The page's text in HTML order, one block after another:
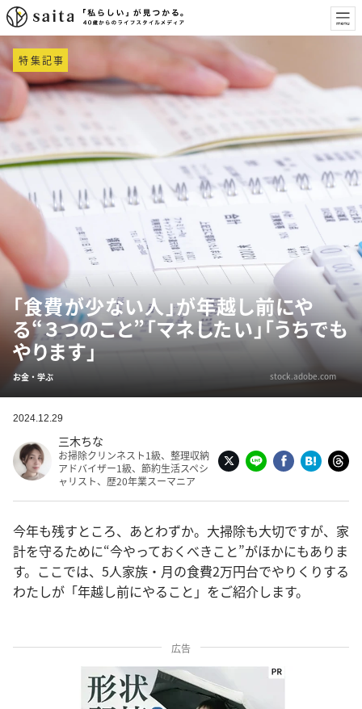
特集記事
「食費が少ない人」が年越し前にや
る“３つのこと”「マネしたい」「うちでも
やります」
お金・学ぶ stock.adobe.com
2024.12.29
三木ちな
お掃除クリンネスト1級、整理収納
アドバイザー1級、節約生活スペシ
ャリスト、歴20年業スーマニア
今年も残すところ、あとわずか。大掃除も大切ですが、家
計を守るために“今やっておくべきこと”がほかにもありま
す。ここでは、5人家族・月の食費2万円台でやりくりする
わたしが「年越し前にやること」をご紹介します。
広告